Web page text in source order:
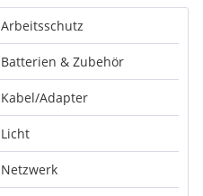
Arbeitsschutz
Batterien & Zubehör
Kabel/Adapter
Licht
Netzwerk